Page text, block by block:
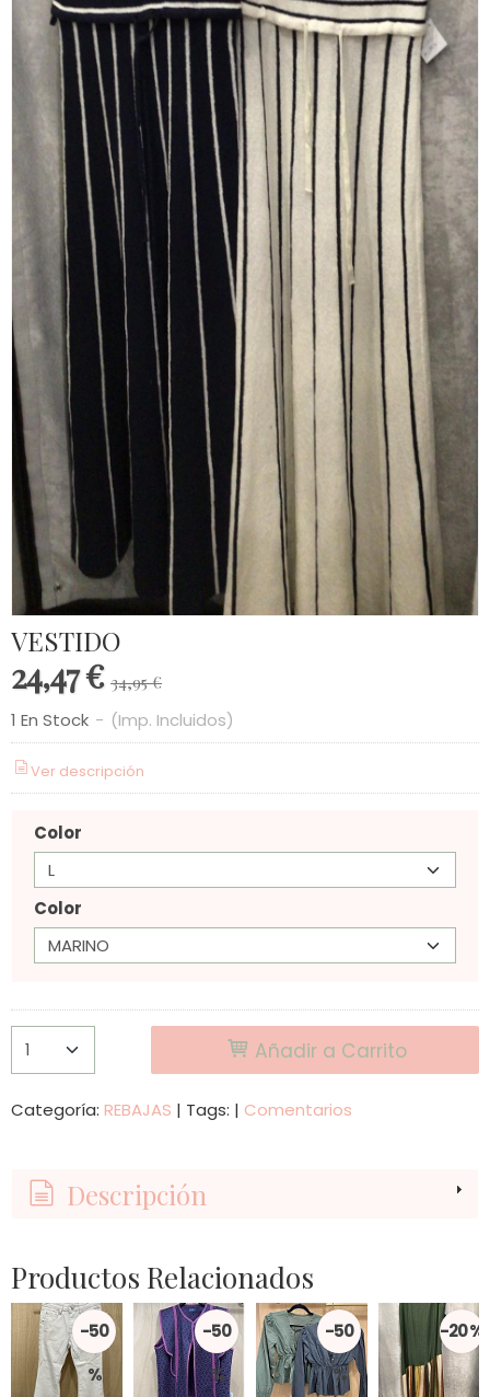
VESTIDO
24,47 € 34,95 €
1 En Stock - (Imp. Incluidos)
Ver descripción
Color
Color
Añadir a Carrito
Categoría: REBAJAS | Tags: | Comentarios
Descripción
Productos Relacionados
-50
%
-50
%
-50
%
-20 %